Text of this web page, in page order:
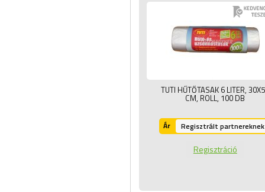
TUTI HŰTŐTASAK 6 LITER,
CM, ROLL, 100 DB
Ár Regisztrált partnereknek
Regisztráció